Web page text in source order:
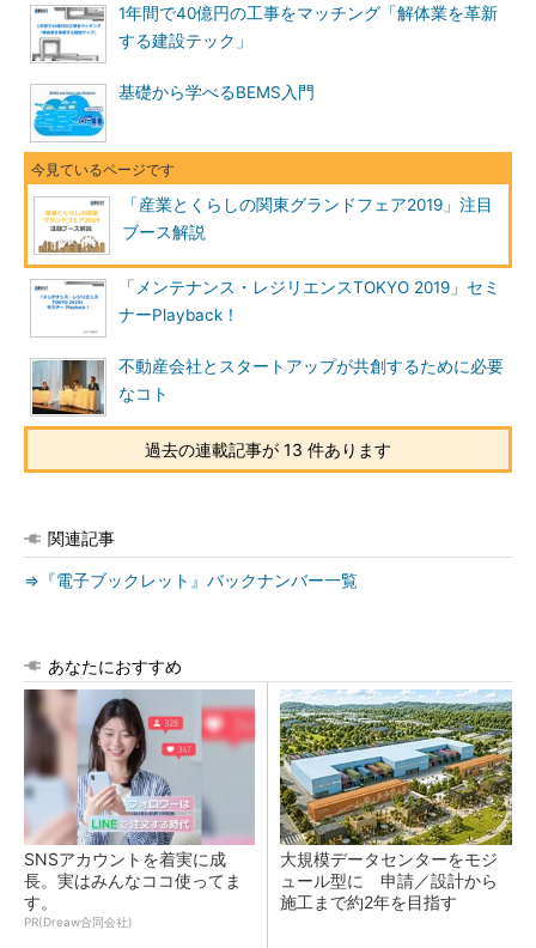
1年間で40億円の工事をマッチング「解体業を革新
する建設テック」
基礎から学べるBEMS入門
「産業とくらしの関東グランドフェア2019」注目
ブース解説
「メンテナンス・レジリエンスTOKYO 2019」セミ
ナーPlayback！
不動産会社とスタートアップが共創するために必要
なコト
過去の連載記事が 13 件あります
関連記事
⇒『電子ブックレット』バックナンバー一覧
あなたにおすすめ
SNSアカウントを着実に成
長。実はみんなココ使ってま
す。
PR(Dreaw合同会社)
大規模データセンターをモジ
ュール型に 申請／設計から
施工まで約2年を目指す